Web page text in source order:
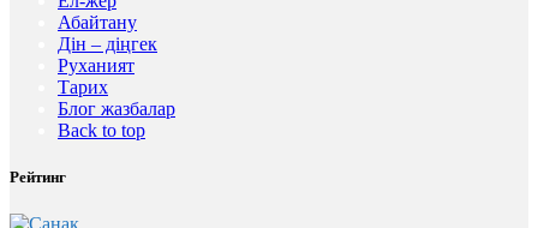
Абайтану
Дін – діңгек
Руханият
Тарих
Блог жазбалар
Back to top
Рейтинг